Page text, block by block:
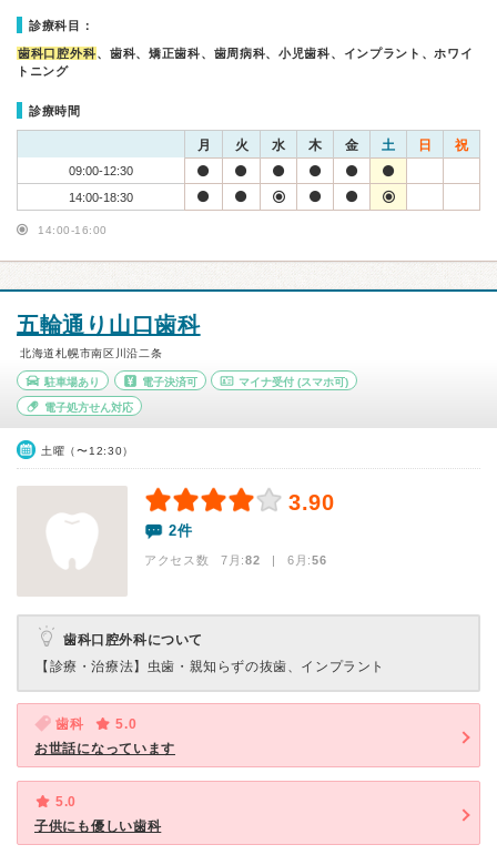
診療科目：
歯科口腔外科、歯科、矯正歯科、歯周病科、小児歯科、インプラント、ホワイ
トニング
診療時間
月 火 水 木 金 土 日 祝
09:00-12:30
14:00-18:30
14:00-16:00
五輪通り山口歯科
北海道札幌市南区川沿二条
駐車場あり 電子決済可 マイナ受付 (スマホ可)
電子処方せん対応
土曜（〜12:30）
3.90
2件
アクセス数 7月:82 | 6月:56
歯科口腔外科について
【診療・治療法】 虫歯・親知らずの抜歯、インプラント
歯科
5.0
お世話になっています
5.0
子供にも優しい歯科